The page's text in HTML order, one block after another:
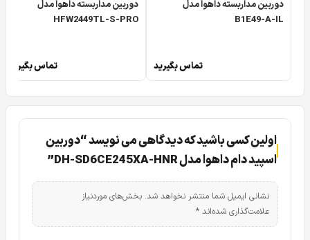
دوربین مداربسته داهوا مدل
B1E49-A-IL
تماس بگیرید
دوربین مداربسته داهوا مدل
HFW2449TL-S-PRO
تماس بگیرید
اولین کسی باشید که دیدگاهی می نویسد “دوربین
اسپید دام داهوا مدل DH-SD6CE245XA-HNR”
نشانی ایمیل شما منتشر نخواهد شد. بخش‌های موردنیاز
علامت‌گذاری شده‌اند *